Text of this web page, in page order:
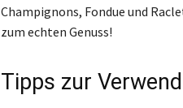
Champignons, Fondue und
zum echten Genuss!
Tipps zur